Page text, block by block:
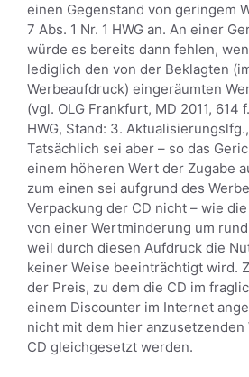
einen Gegenstand von geringem
7 Abs. 1 Nr. 1 HWG an. An einer
würde es bereits dann fehlen,
lediglich den von der Beklagten
Werbeaufdruck) eingeräumten
(vgl. OLG Frankfurt, MD 2011, 614
HWG, Stand: 3.
Tatsächlich sei aber – so das
einem höheren Wert der Zugabe
zum einen sei aufgrund des
Verpackung der CD nicht – wie
von einer Wertminderung um
weil durch diesen Aufdruck die
keiner Weise beeinträchtigt wird.
der Preis, zu dem die CD im
einem Discounter im Internet
nicht mit dem hier
CD gleichgesetzt werden.